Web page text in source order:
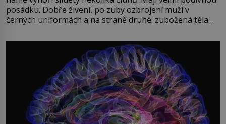
posádku. Dobře živení, po zuby ozbrojení muži v
černých uniformách a na straně druhé: zubožená těla
přízračná scéna znamená? Je jaro roku 1945, druhá
světová válka se chýlí ke konci. Jezero Stolpsee